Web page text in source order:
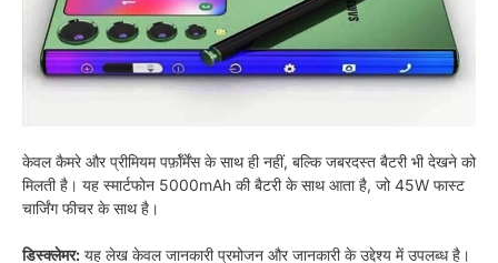
केवल कैमरे और प्रीमियम पर्फ़ॉर्मेंस के साथ ही नहीं, बल्कि जबरदस्त बैटरी भी देखने को
मिलती है। यह स्मार्टफोन 5000mAh की बैटरी के साथ आता है, जो 45W फास्ट
चार्जिंग फीचर के साथ है।
डिस्क्लेमर: यह लेख केवल जानकारी प्रमोजन और जानकारी के उद्देश्य में उपलब्ध है।